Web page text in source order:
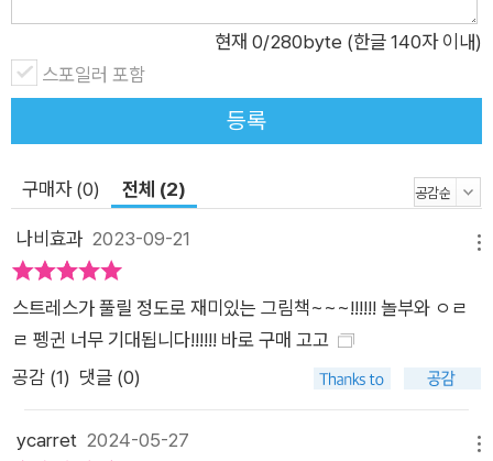
현재 0/280byte (한글 140자 이내)
스포일러 포함
등록
구매자 (0) 전체 (2)
나비효과 2023-09-21
스트레스가 풀릴 정도로 재미있는 그림책~~~!!!!!! 놀부와 ㅇㄹ
ㄹ 펭귄 너무 기대됩니다!!!!!! 바로 구매 고고
공감 (1) 댓글 (0)
ycarret 2024-05-27